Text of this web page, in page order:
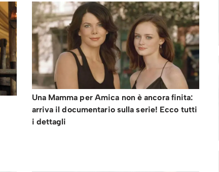
Una Mamma per Amica non è ancora finita:
arriva il documentario sulla serie! Ecco tutti
i dettagli